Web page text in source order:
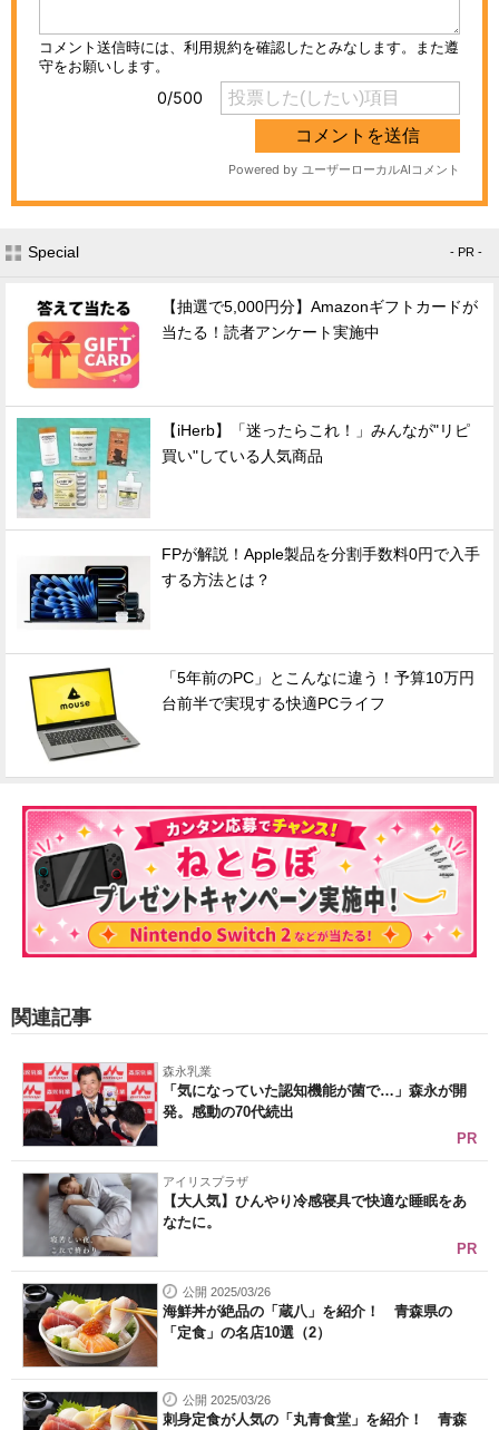
Special - PR -
【抽選で5,000円分】Amazonギフトカードが
当たる！読者アンケート実施中
【iHerb】「迷ったらこれ！」みんなが"リピ
買い"している人気商品
FPが解説！Apple製品を分割手数料0円で入手
する方法とは？
「5年前のPC」とこんなに違う！予算10万円
台前半で実現する快適PCライフ
関連記事
森永乳業
「気になっていた認知機能が菌で…」森永が開
発。感動の70代続出
PR
アイリスプラザ
【大人気】ひんやり冷感寝具で快適な睡眠をあ
なたに。
PR
公開 2025/03/26
海鮮丼が絶品の「蔵八」を紹介！ 青森県の
「定食」の名店10選（2）
公開 2025/03/26
刺身定食が人気の「丸青食堂」を紹介！ 青森